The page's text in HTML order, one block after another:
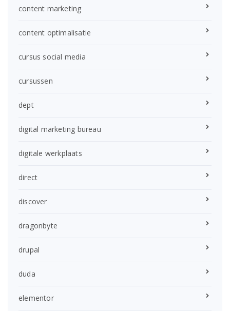
content marketing
content optimalisatie
cursus social media
cursussen
dept
digital marketing bureau
digitale werkplaats
direct
discover
dragonbyte
drupal
duda
elementor